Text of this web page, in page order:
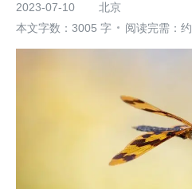
2023-07-10
北京
本文字数：3005 字
阅读完需：